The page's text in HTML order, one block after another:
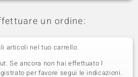
un ordine:
articoli nel tuo carrello.
Se ancora non hai effettuato l
per favore segui le indicazioni.